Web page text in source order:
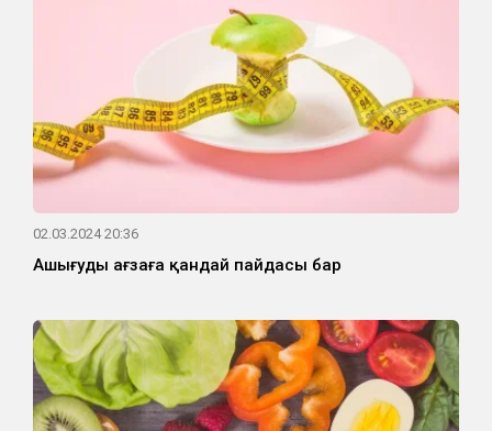
02.03.2024 20:36
Ашығудың ағзаға қандай пайдасы бар